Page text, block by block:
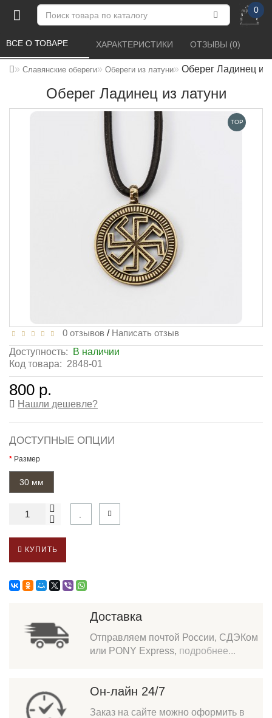
0
Славянские обереги Обереги из латуни Оберег Ладинец из
Оберег Ладинец из латуни
ВСЕ О ТОВАРЕ ХАРАКТЕРИСТИКИ ОТЗЫВЫ (0)
TOP
0 отзывов / Написать отзыв
Доступность:
В наличии
Код товара: 2848-01
800 р.
Нашли дешевле?
ДОСТУПНЫЕ ОПЦИИ
Размер
30 мм
КУПИТЬ
Доставка
Отправляем почтой России, СДЭКом
или PONY Express, подробнее...
Он-лайн 24/7
Заказ на сайте можно оформить в